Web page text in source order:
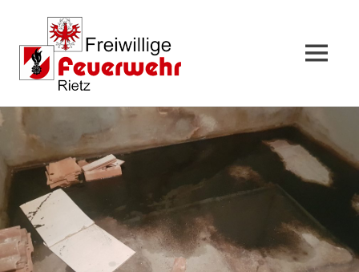
Zum
Inhalt
springen
MENÜ